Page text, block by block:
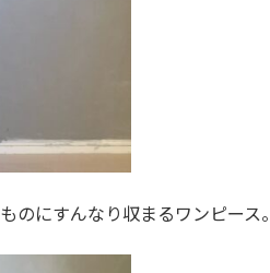
のにすんなり収まるワンピース。